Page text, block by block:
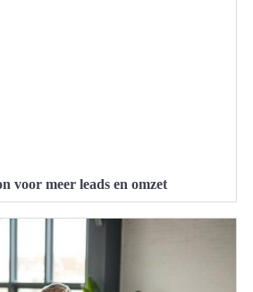
voor meer leads en omzet